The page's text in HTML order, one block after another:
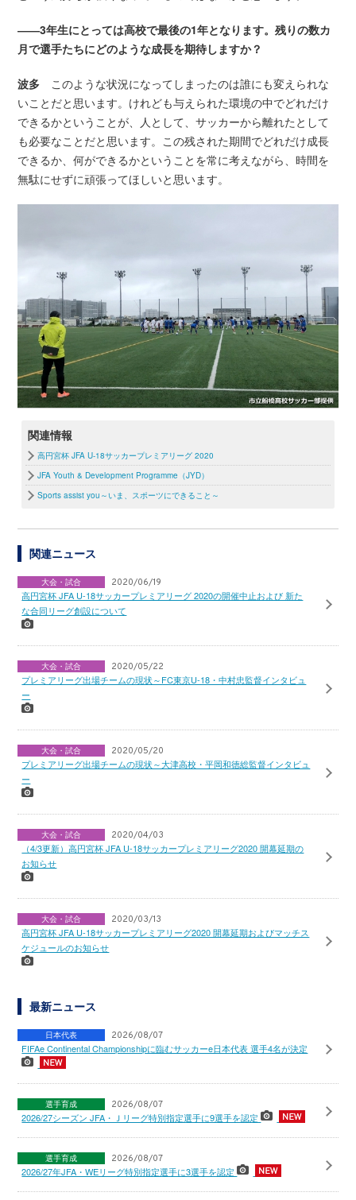
――3年生にとっては高校で最後の1年となります。残りの数カ
月で選手たちにどのような成長を期待しますか？
波多 このような状況になってしまったのは誰にも変えられな
いことだと思います。けれども与えられた環境の中でどれだけ
できるかということが、人として、サッカーから離れたとして
も必要なことだと思います。この残された期間でどれだけ成長
できるか、何ができるかということを常に考えながら、時間を
無駄にせずに頑張ってほしいと思います。
関連情報
高円宮杯 JFA U-18サッカープレミアリーグ 2020
JFA Youth & Development Programme（JYD）
Sports assist you～いま、スポーツにできること～
関連ニュース
大会・試合 2020/06/19
高円宮杯 JFA U-18サッカープレミアリーグ 2020の開催中止および 新た
な合同リーグ創設について
大会・試合 2020/05/22
プレミアリーグ出場チームの現状～FC東京U-18・中村忠監督インタビュ
ー
大会・試合 2020/05/20
プレミアリーグ出場チームの現状～大津高校・平岡和徳総監督インタビュ
ー
大会・試合 2020/04/03
（4/3更新）高円宮杯 JFA U-18サッカープレミアリーグ2020 開幕延期の
お知らせ
大会・試合 2020/03/13
高円宮杯 JFA U-18サッカープレミアリーグ2020 開幕延期およびマッチス
ケジュールのお知らせ
最新ニュース
日本代表 2026/08/07
FIFAe Continental Championshipに臨むサッカーe日本代表 選手4名が決定
選手育成 2026/08/07
2026/27シーズン JFA・Ｊリーグ特別指定選手に9選手を認定
選手育成 2026/08/07
2026/27年JFA・WEリーグ特別指定選手に3選手を認定